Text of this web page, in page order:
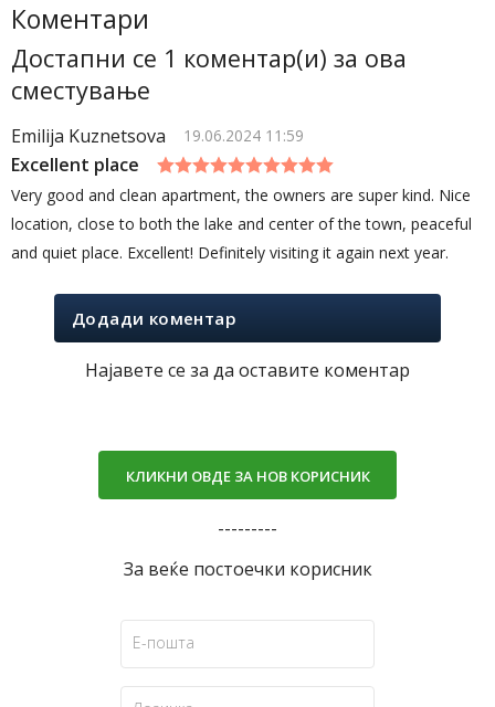
Коментари
Достапни се 1 коментар(и) за ова
сместување
Emilija Kuznetsova 19.06.2024 11:59
Excellent place
Very good and clean apartment, the owners are super kind. Nice
location, close to both the lake and center of the town, peaceful
and quiet place. Excellent! Definitely visiting it again next year.
Додади коментар
Најавете се за да оставите коментар
КЛИКНИ ОВДЕ ЗА НОВ КОРИСНИК
---------
За веќе постоечки корисник